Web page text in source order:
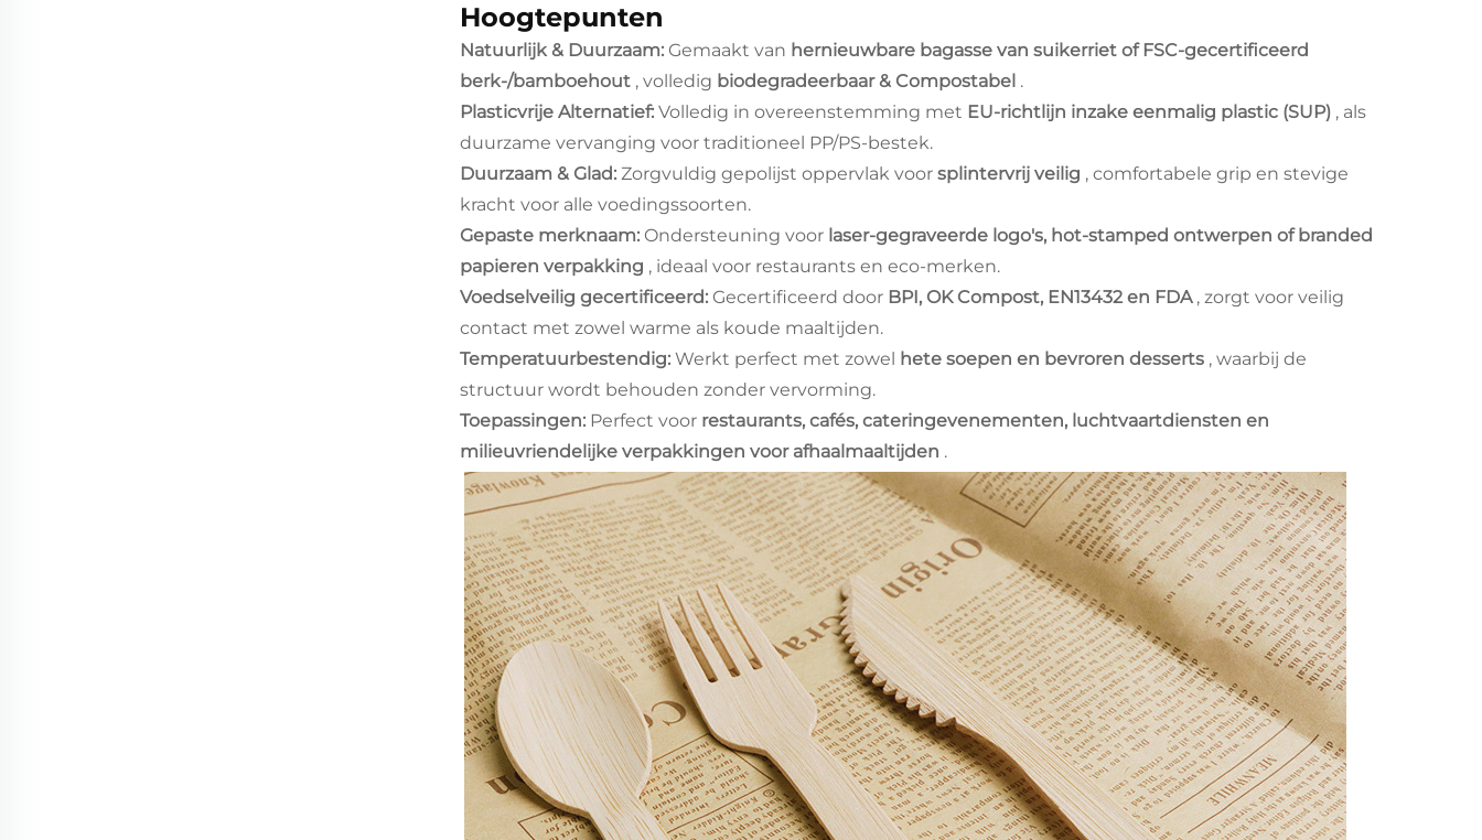
Hoogtepunten
Natuurlijk & Duurzaam: Gemaakt van hernieuwbare bagasse van suikerriet of FSC-gecertificeerd
berk-/bamboehout , volledig biodegradeerbaar & Compostabel .
Plasticvrije Alternatief: Volledig in overeenstemming met EU-richtlijn inzake eenmalig plastic (SUP) , als
duurzame vervanging voor traditioneel PP/PS-bestek.
Duurzaam & Glad: Zorgvuldig gepolijst oppervlak voor splintervrij veilig , comfortabele grip en stevige
kracht voor alle voedingssoorten.
Gepaste merknaam: Ondersteuning voor laser-gegraveerde logo's, hot-stamped ontwerpen of branded
papieren verpakking , ideaal voor restaurants en eco-merken.
Voedselveilig gecertificeerd: Gecertificeerd door BPI, OK Compost, EN13432 en FDA , zorgt voor veilig
contact met zowel warme als koude maaltijden.
Temperatuurbestendig: Werkt perfect met zowel hete soepen en bevroren desserts , waarbij de
structuur wordt behouden zonder vervorming.
Toepassingen: Perfect voor restaurants, cafés, cateringevenementen, luchtvaartdiensten en
milieuvriendelijke verpakkingen voor afhaalmaaltijden .